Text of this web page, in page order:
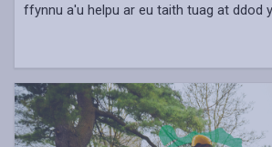
ffynnu a'u helpu ar eu taith tuag at ddod